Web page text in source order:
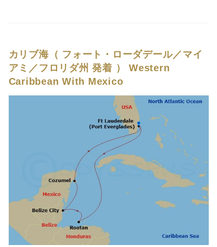
カリブ海（ フォート・ローダデール／マイ
アミ／フロリダ州 発着 ） Western
Caribbean With Mexico